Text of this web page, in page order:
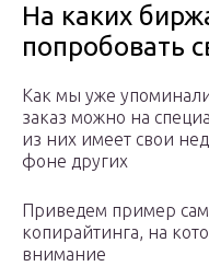
На каких
попробовать
Как мы уже
заказ можно на
из них имеет свои
фоне других
Приведем пример
копирайтинга, на
внимание